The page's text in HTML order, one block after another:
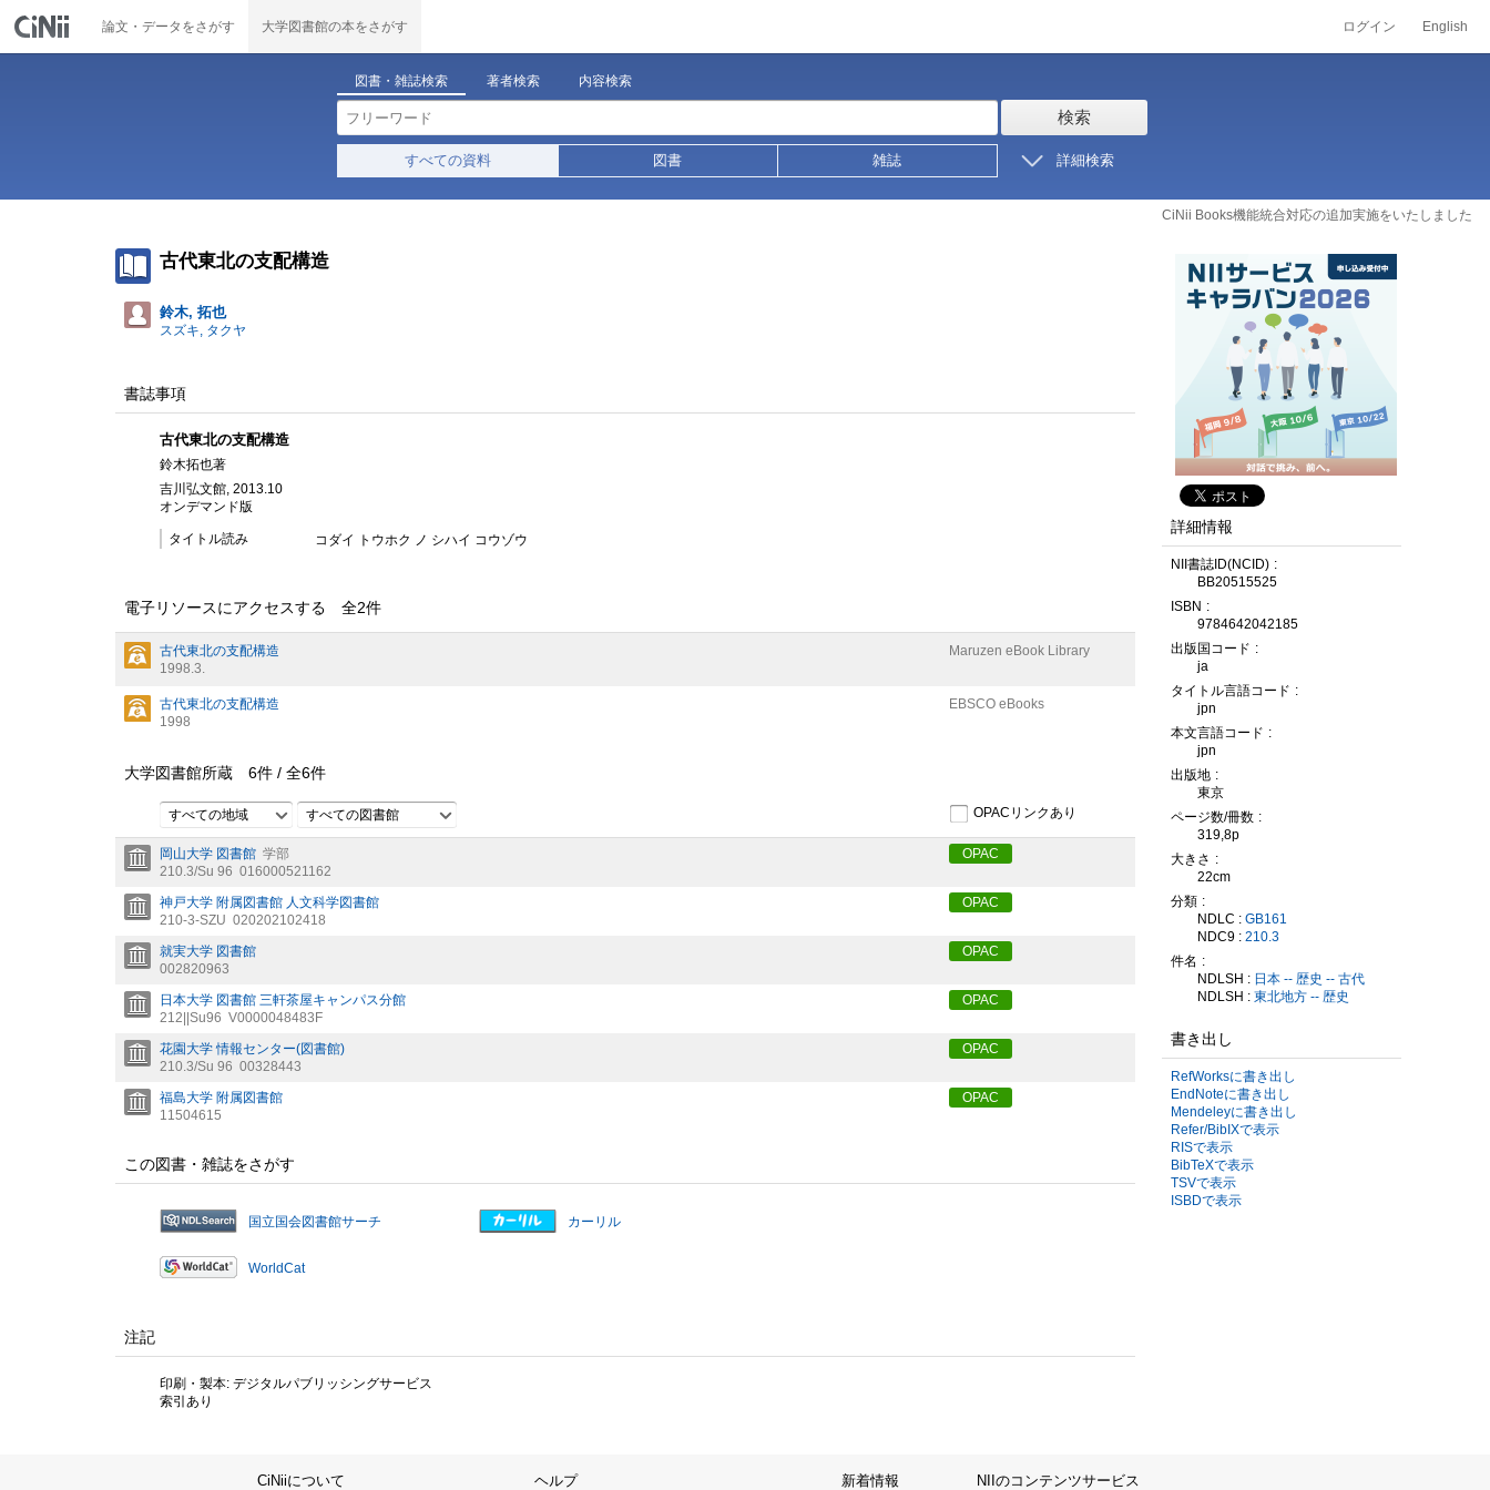
論文・データをさがす 大学図書館の本をさがす ログイン English
図書・雑誌検索 著者検索 内容検索
検索
すべての資料 図書 雑誌 詳細検索
CiNii Books機能統合対応の追加実施をいたしました
古代東北の支配構造
鈴木, 拓也
スズキ, タクヤ
書誌事項
古代東北の支配構造
鈴木拓也著
吉川弘文館, 2013.10
オンデマンド版
タイトル読み コダイ トウホク ノ シハイ コウゾウ
電子リソースにアクセスする 全2件
古代東北の支配構造
1998.3.
Maruzen eBook Library
古代東北の支配構造
1998
EBSCO eBooks
大学図書館所蔵 6件 / 全6件
すべての地域 すべての図書館 OPACリンクあり
岡山大学 図書館 学部
210.3/Su 96 016000521162
OPAC
神戸大学 附属図書館 人文科学図書館
210-3-SZU 020202102418
OPAC
就実大学 図書館
002820963
OPAC
日本大学 図書館 三軒茶屋キャンパス分館
212||Su96 V0000048483F
OPAC
花園大学 情報センター(図書館)
210.3/Su 96 00328443
OPAC
福島大学 附属図書館
11504615
OPAC
この図書・雑誌をさがす
国立国会図書館サーチ カーリル
WorldCat
注記
印刷・製本: デジタルパブリッシングサービス
索引あり
詳細情報
NII書誌ID(NCID)
BB20515525
ISBN
9784642042185
出版国コード
ja
タイトル言語コード
jpn
本文言語コード
jpn
出版地
東京
ページ数/冊数
319,8p
大きさ
22cm
分類
NDLC : GB161
NDC9 : 210.3
件名
NDLSH : 日本 -- 歴史 -- 古代
NDLSH : 東北地方 -- 歴史
書き出し
RefWorksに書き出し
EndNoteに書き出し
Mendeleyに書き出し
Refer/BibIXで表示
RISで表示
BibTeXで表示
TSVで表示
ISBDで表示
CiNiiについて ヘルプ 新着情報 NIIのコンテンツサービス